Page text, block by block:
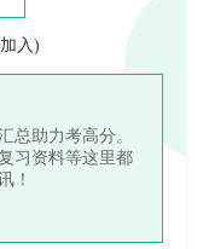
入)
总助力考高分。
习资料等这里都
！